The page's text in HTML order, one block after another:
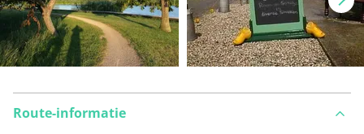
Route-informatie